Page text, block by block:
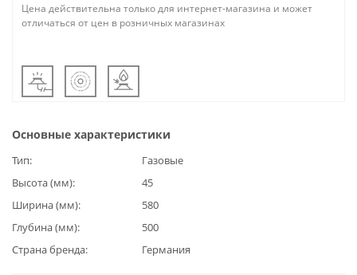
Цена действительна только для интернет-магазина и может
отличаться от цен в розничных магазинах
Основные характеристики
Тип
Газовые
Высота (мм)
45
Ширина (мм)
580
Глубина (мм)
500
Страна бренда
Германия